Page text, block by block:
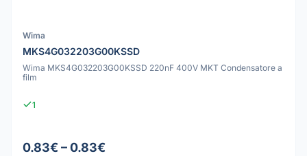
Wima
MKS4G032203G00KSSD
Wima MKS4G032203G00KSSD 220nF 400V MKT Condensatore a
film
1
0.83€ – 0.83€